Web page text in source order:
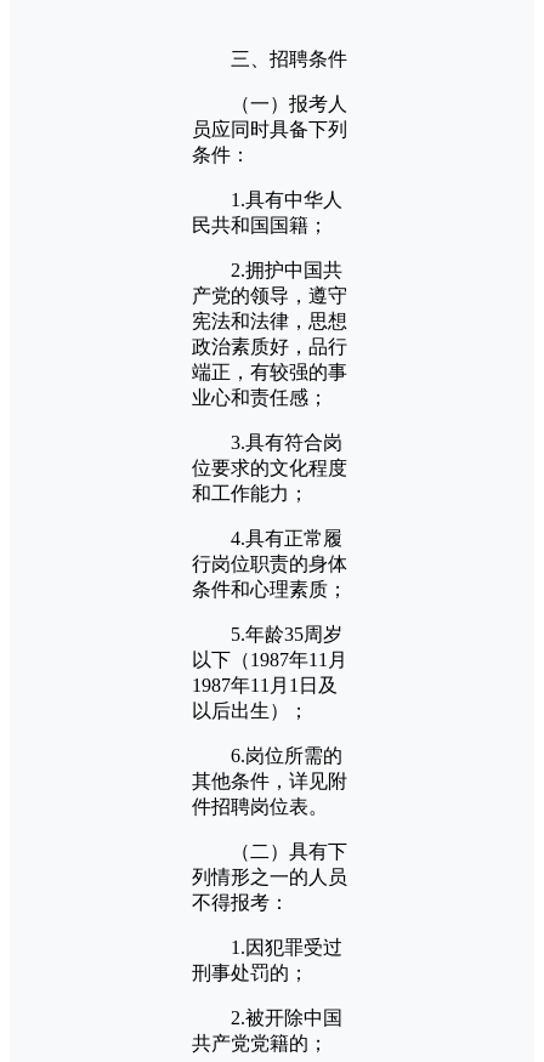
三、招聘条件
（一）报考人
员应同时具备下列
条件：
1.具有中华人
民共和国国籍；
2.拥护中国共
产党的领导，遵守
宪法和法律，思想
政治素质好，品行
端正，有较强的事
业心和责任感；
3.具有符合岗
位要求的文化程度
和工作能力；
4.具有正常履
行岗位职责的身体
条件和心理素质；
5.年龄35周岁
以下（1987年11月
1987年11月1日及
以后出生）；
6.岗位所需的
其他条件，详见附
件招聘岗位表。
（二）具有下
列情形之一的人员
不得报考：
1.因犯罪受过
刑事处罚的；
2.被开除中国
共产党党籍的；